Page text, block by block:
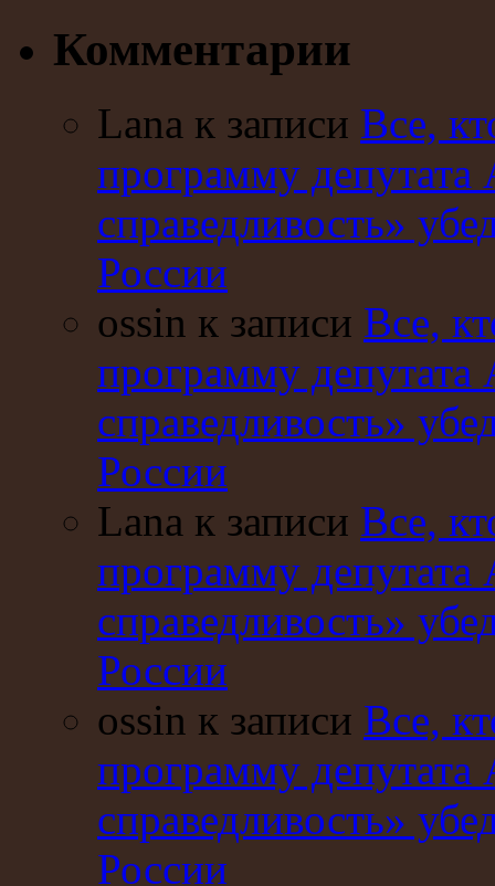
Комментарии
Lana к записи Все,
программу
справедливость»
России
ossin к записи Все,
программу
справедливость»
России
Lana к записи Все,
программу
справедливость»
России
ossin к записи Все,
программу
справедливость»
России